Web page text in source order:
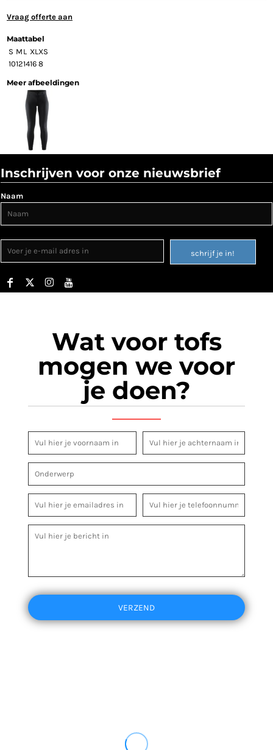
Vraag offerte aan
Maattabel
S M L XLXS
10121416 8
Meer afbeeldingen
Inschrijven voor onze nieuwsbrief
Naam
schrijf je in!
Wat voor tofs
mogen we voor
je doen?
VERZEND